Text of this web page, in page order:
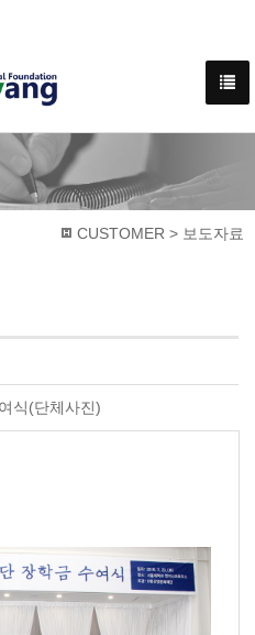
CUSTOMER > 보도자료
식(단체사진)